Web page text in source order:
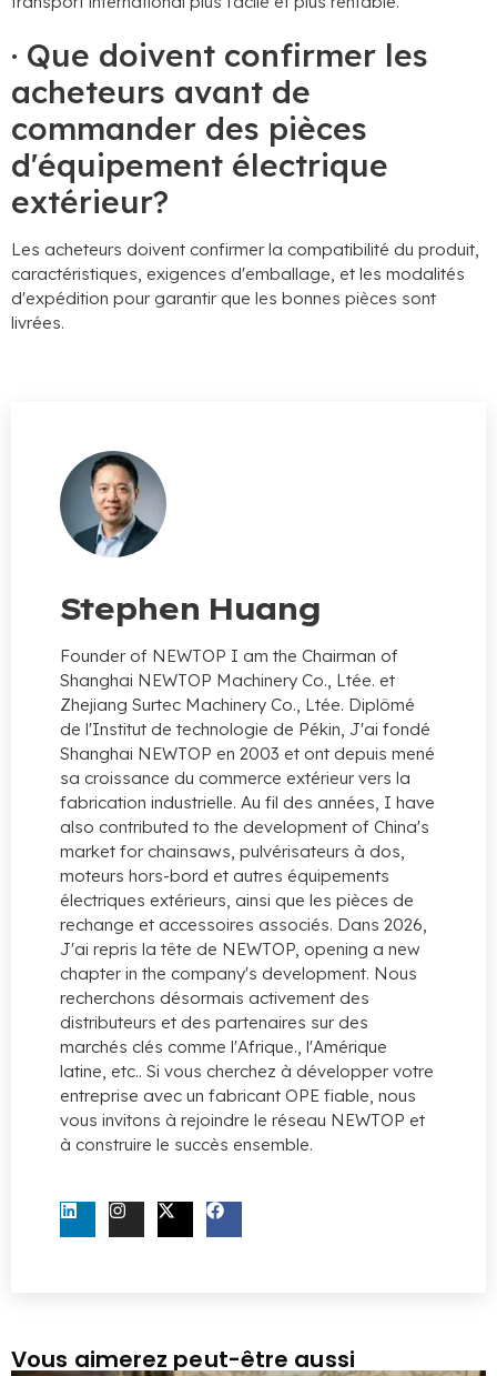
· Que doivent confirmer les
acheteurs avant de
commander des pièces
d'équipement électrique
extérieur?
Les acheteurs doivent confirmer la compatibilité du produit,
caractéristiques, exigences d'emballage, et les modalités
d'expédition pour garantir que les bonnes pièces sont
livrées.
Stephen Huang
Founder of NEWTOP I am the Chairman of
Shanghai NEWTOP Machinery Co., Ltée. et
Zhejiang Surtec Machinery Co., Ltée. Diplômé
de l'Institut de technologie de Pékin, J'ai fondé
Shanghai NEWTOP en 2003 et ont depuis mené
sa croissance du commerce extérieur vers la
fabrication industrielle. Au fil des années, I have
also contributed to the development of China's
market for chainsaws, pulvérisateurs à dos,
moteurs hors-bord et autres équipements
électriques extérieurs, ainsi que les pièces de
rechange et accessoires associés. Dans 2026,
J'ai repris la tête de NEWTOP, opening a new
chapter in the company's development. Nous
recherchons désormais activement des
distributeurs et des partenaires sur des
marchés clés comme l'Afrique., l'Amérique
latine, etc.. Si vous cherchez à développer votre
entreprise avec un fabricant OPE fiable, nous
vous invitons à rejoindre le réseau NEWTOP et
à construire le succès ensemble.
Vous aimerez peut-être aussi